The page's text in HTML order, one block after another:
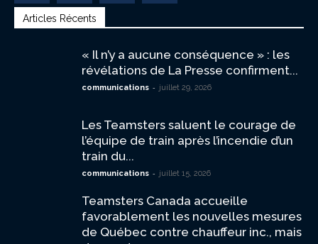
Articles Récents
« Il n’y a aucune conséquence » : les
révélations de La Presse confirment...
communications - juillet 29, 2026
Les Teamsters saluent le courage de
l’équipe de train après l’incendie d’un
train du...
communications - juillet 15, 2026
Teamsters Canada accueille
favorablement les nouvelles mesures
de Québec contre chauffeur inc., mais